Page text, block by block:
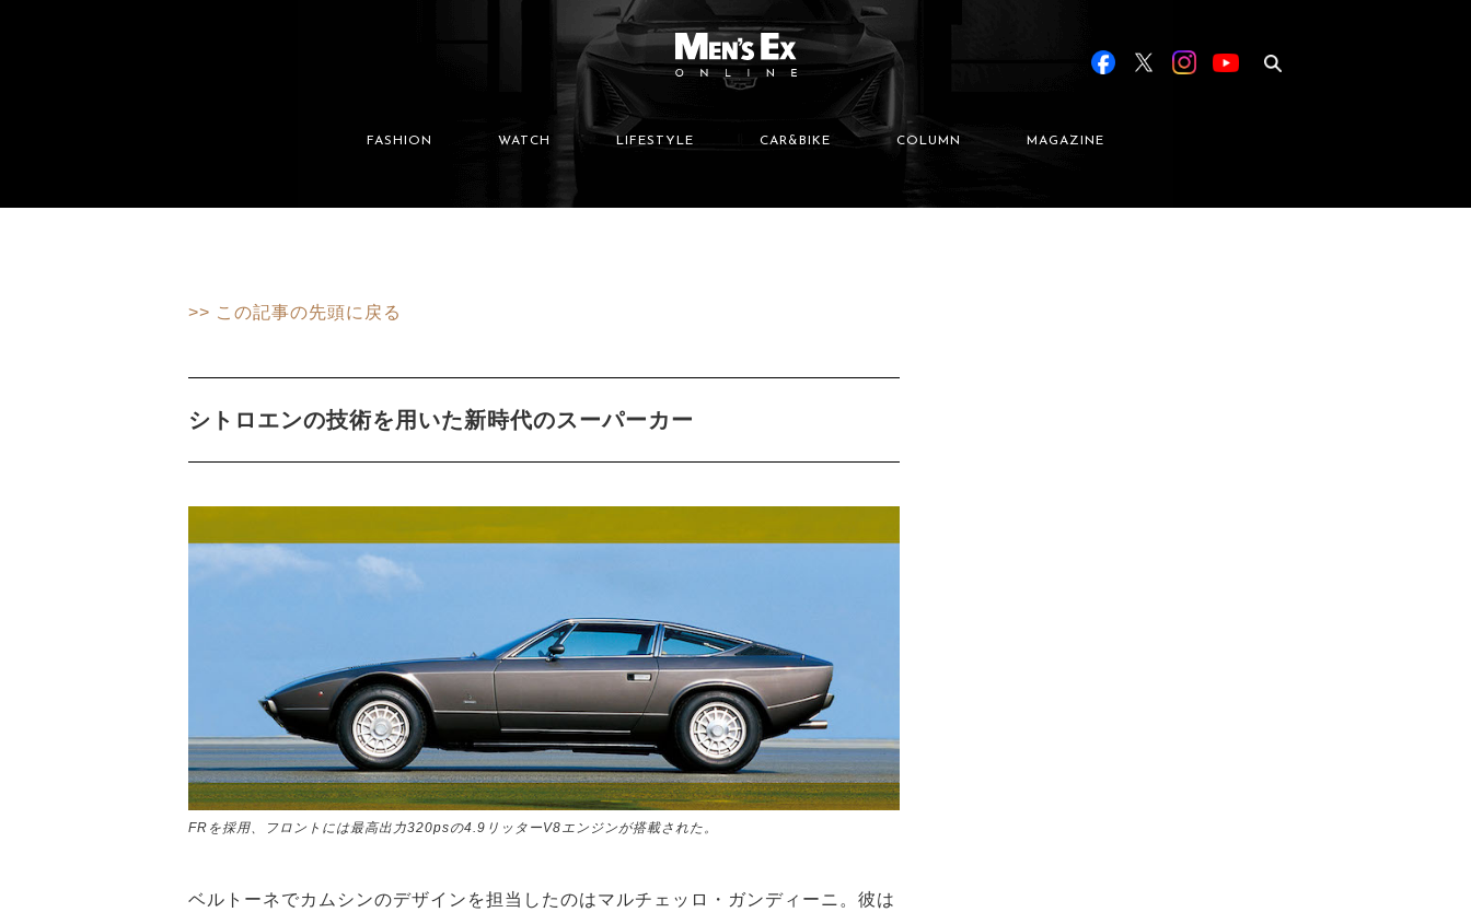
FASHION WATCH LIFESTYLE CAR&BIKE COLUMN MAGAZINE
>> この記事の先頭に戻る
シトロエンの技術を用いた新時代のスーパーカー
FRを採用、フロントには最高出力320psの4.9リッターV8エンジンが搭載された。
ベルトーネでカムシンのデザインを担当したのはマルチェッロ・ガンディーニ。彼は